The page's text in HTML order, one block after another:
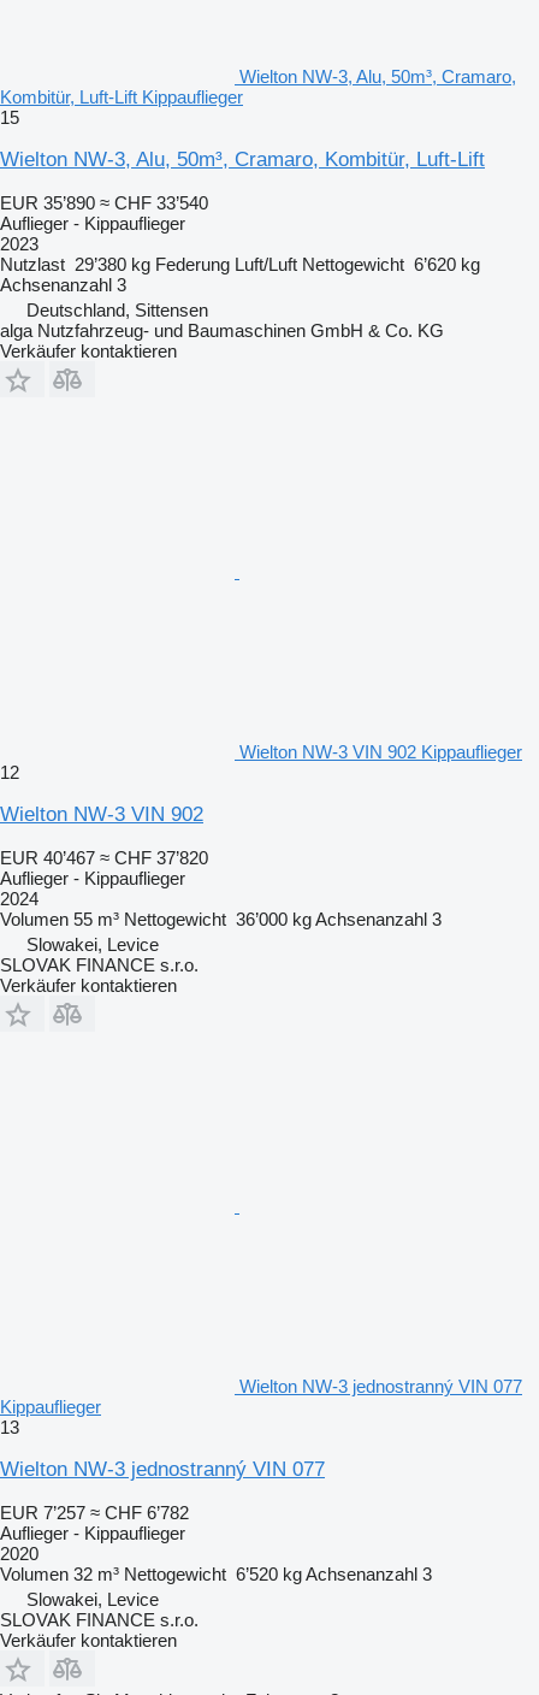
Wielton NW-3, Alu, 50m³, Cramaro,
Kombitür, Luft-Lift Kippauflieger
15
Wielton NW-3, Alu, 50m³, Cramaro, Kombitür, Luft-Lift
EUR 35’890 ≈ CHF 33’540
Auflieger - Kippauflieger
2023
Nutzlast 29’380 kg Federung Luft/Luft Nettogewicht 6’620 kg
Achsenanzahl 3
Deutschland, Sittensen
alga Nutzfahrzeug- und Baumaschinen GmbH & Co. KG
Verkäufer kontaktieren
Wielton NW-3 VIN 902 Kippauflieger
12
Wielton NW-3 VIN 902
EUR 40’467 ≈ CHF 37’820
Auflieger - Kippauflieger
2024
Volumen 55 m³ Nettogewicht 36’000 kgAchsenanzahl 3
Slowakei, Levice
SLOVAK FINANCE s.r.o.
Verkäufer kontaktieren
Wielton NW-3 jednostranný VIN 077
Kippauflieger
13
Wielton NW-3 jednostranný VIN 077
EUR 7’257 ≈ CHF 6’782
Auflieger - Kippauflieger
2020
Volumen 32 m³ Nettogewicht 6’520 kgAchsenanzahl 3
Slowakei, Levice
SLOVAK FINANCE s.r.o.
Verkäufer kontaktieren